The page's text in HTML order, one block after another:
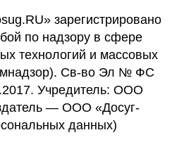
зарегистрировано
по надзору в сфере
технологий и массовых
Св-во Эл № ФС
Учредитель: ООО
— ООО «Досуг-
данных)